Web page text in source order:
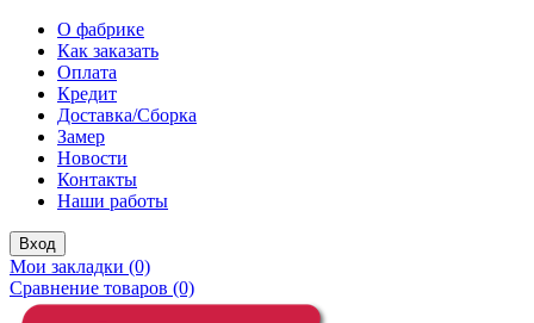
О фабрике
Как заказать
Оплата
Кредит
Доставка/Сборка
Замер
Новости
Контакты
Наши работы
Вход
Мои закладки (0)
Сравнение товаров (0)